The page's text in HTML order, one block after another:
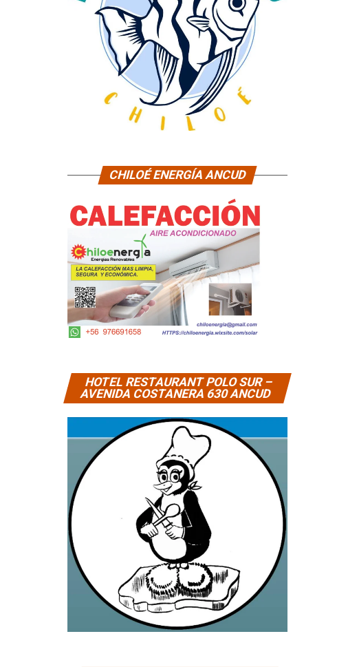
CHILOÉ ENERGÍA ANCUD
HOTEL RESTAURANT POLO SUR –
AVENIDA COSTANERA 630 ANCUD